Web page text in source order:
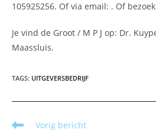
105925256. Of via email: . Of
Je vind de Groot / M P J op: Dr.
Maassluis.
TAGS: UITGEVERSBEDRIJF
Lees
Vorig bericht